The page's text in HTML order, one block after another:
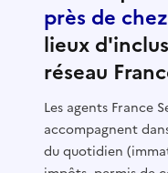
près de
lieux
réseau
Les agents France
accompagnent
du quotidien